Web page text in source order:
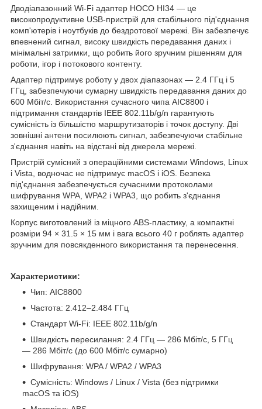
Дводіапазонний Wi-Fi адаптер HOCO HI34 — це
високопродуктивне USB-пристрій для стабільного під'єднання
комп'ютерів і ноутбуків до бездротової мережі. Він забезпечує
впевнений сигнал, високу швидкість передавання даних і
мінімальні затримки, що робить його зручним рішенням для
роботи, ігор і потокового контенту.
Адаптер підтримує роботу у двох діапазонах — 2.4 ГГц і 5
ГГц, забезпечуючи сумарну швидкість передавання даних до
600 Мбіт/с. Використання сучасного чипа AIC8800 і
підтримання стандартів IEEE 802.11b/g/n гарантують
сумісність із більшістю маршрутизаторів і точок доступу. Дві
зовнішні антени посилюють сигнал, забезпечуючи стабільне
з'єднання навіть на відстані від джерела мережі.
Пристрій сумісний з операційними системами Windows, Linux
і Vista, водночас не підтримує macOS і iOS. Безпека
під'єднання забезпечується сучасними протоколами
шифрування WPA, WPA2 і WPA3, що робить з'єднання
захищеним і надійним.
Корпус виготовлений із міцного ABS-пластику, а компактні
розміри 94 × 31.5 × 15 мм і вага всього 40 г роблять адаптер
зручним для повсякденного використання та перенесення.
Характеристики:
Чип: AIC8800
Частота: 2.412–2.484 ГГц
Стандарт Wi-Fi: IEEE 802.11b/g/n
Швидкість пересилання: 2.4 ГГц — 286 Мбіт/с, 5 ГГц
— 286 Мбіт/с (до 600 Мбіт/с сумарно)
Шифрування: WPA / WPA2 / WPA3
Сумісність: Windows / Linux / Vista (без підтримки
macOS та iOS)